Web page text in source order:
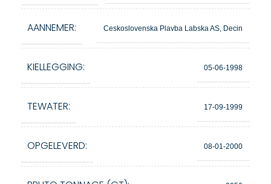
AANNEMER: Ceskoslovenska Plavba Labska AS, Decin
KIELLEGGING: 05-06-1998
TEWATER: 17-09-1999
OPGELEVERD: 08-01-2000